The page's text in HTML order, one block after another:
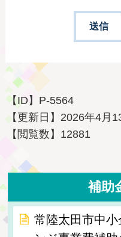
【ID】 P-5564
【更新日】 2026年4月
【閲覧数】 12881
補助
常陸太田市中